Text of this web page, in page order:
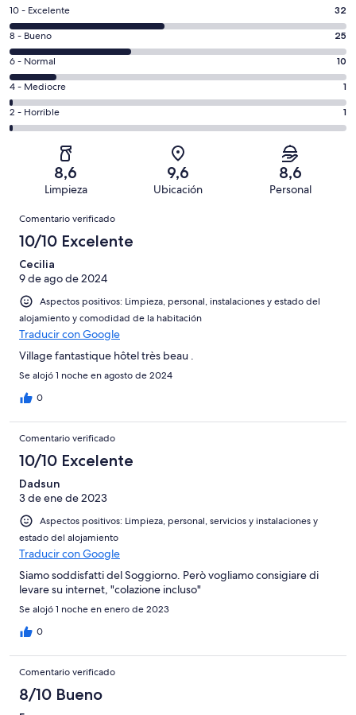
32
comentarios
de
un
total
de
69
con
puntuación
10 - Excelente 32
25
comentarios
de
un
total
de
puntuación
8 - Bueno 25
10
comentarios
de
un
total
puntuación
Normal
6 - Normal 10
1
comentarios
de
una
puntuación
Mediocre
4 - Mediocre 1
1
comentarios
69
una
puntuación
de
Horrible
2 - Horrible 1
8,6
Limpieza
9,6
Ubicación
8,6
Personal
Comentarios
Comentario verificado
10/10 Excelente
Cecilia
9 de ago de 2024
Aspectos positivos: Limpieza, personal, instalaciones y estado del
alojamiento y comodidad de la habitación
Traducir con Google
Village fantastique hôtel très beau .
Se alojó 1 noche en agosto de 2024
0
Comentario verificado
10/10 Excelente
Dadsun
3 de ene de 2023
Aspectos positivos: Limpieza, personal, servicios y instalaciones y
estado del alojamiento
Traducir con Google
Siamo soddisfatti del Soggiorno. Però vogliamo consigiare di
levare su internet, "colazione incluso"
Se alojó 1 noche en enero de 2023
0
Comentario verificado
8/10 Bueno